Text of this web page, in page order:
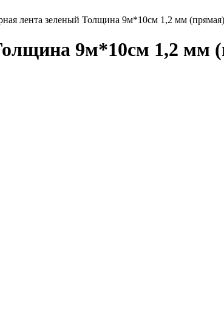
лента зеленый Толщина 9м*10см 1,2 мм (прямая)
9м*10см 1,2 мм